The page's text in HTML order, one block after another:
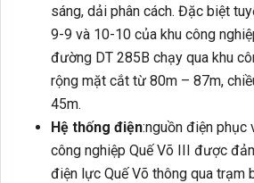
sáng, dải phân cách. Đặc biệt
9-9 và 10-10 của khu công
đường DT 285B chạy qua khu
rộng mặt cắt từ 80m – 87m,
45m.
Hệ thống điện:nguồn điện phục
công nghiệp Quế Võ III được
điện lực Quế Võ thông qua trạm